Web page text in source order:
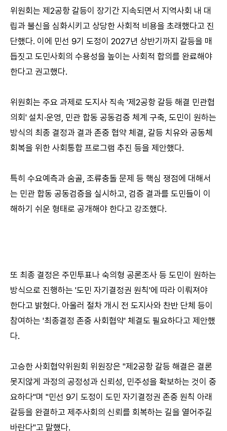
위원회는 제2공항 갈등이 장기간 지속되면서 지역사회 내 대
립과 불신을 심화시키고 상당한 사회적 비용을 초래했다고 진
단했다. 이에 민선 9기 도정이 2027년 상반기까지 갈등을 매
듭짓고 도민사회의 수용성을 높이는 사회적 합의를 완료해야
한다고 권고했다.
위원회는 주요 과제로 도지사 직속 '제2공항 갈등 해결 민관협
의회' 설치·운영, 민관 합동 공동검증 체계 구축, 도민이 원하는
방식의 최종 결정과 결과 존중 협약 체결, 갈등 치유와 공동체
회복을 위한 사회통합 프로그램 추진 등을 제안했다.
특히 수요예측과 숨골, 조류충돌 문제 등 핵심 쟁점에 대해서
는 민관 합동 공동검증을 실시하고, 검증 결과를 도민들이 이
해하기 쉬운 형태로 공개해야 한다고 강조했다.
또 최종 결정은 주민투표나 숙의형 공론조사 등 도민이 원하는
방식으로 진행하는 '도민 자기결정권 원칙'에 따라 이뤄져야
한다고 밝혔다. 아울러 절차 개시 전 도지사와 찬반 단체 등이
참여하는 '최종결정 존중 사회협약' 체결도 필요하다고 제안했
다.
고승한 사회협약위원회 위원장은 "제2공항 갈등 해결은 결론
못지않게 과정의 공정성과 신뢰성, 민주성을 확보하는 것이 중
요하다"며 "민선 9기 도정이 도민 자기결정권 존중 원칙 아래
갈등을 완결하고 제주사회의 신뢰를 회복하는 길을 열어주길
바란다"고 말했다.